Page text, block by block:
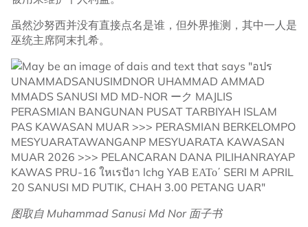
虽然沙努西并没有直接点名是谁，但外界推测，其中一人是
巫统主席阿末扎希。
图取自 Muhammad Sanusi Md Nor 面子书